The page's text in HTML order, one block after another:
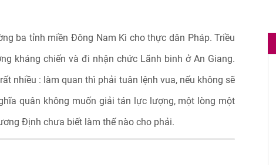
ba tỉnh miền Đông Nam Kì cho thực dân Pháp. Triều
kháng chiến và đi nhận chức Lãnh binh ở An Giang.
nhiều : làm quan thì phải tuân lệnh vua, nếu không sẽ
quân không muốn giải tán lực lượng, một lòng một
Định chưa biết làm thế nào cho phải.